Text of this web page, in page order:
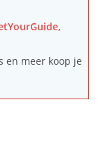
,
en meer koop je